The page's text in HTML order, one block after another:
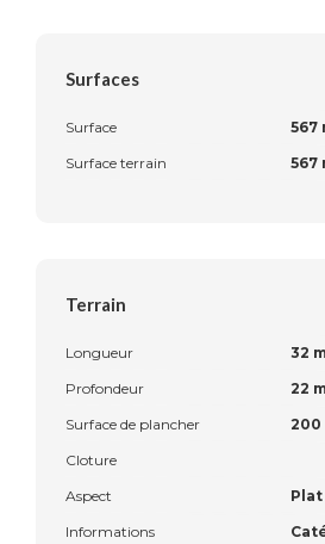
Surfaces
Surface
567
Surface terrain
567
Terrain
Longueur
32 m
Profondeur
22 m
Surface de plancher
200
Cloture
Aspect
Plat
Informations